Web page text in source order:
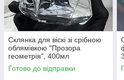
Склянка для віскі зі срібною
облямівкою "Прозора
геометрія", 400мл
Готово до відправки